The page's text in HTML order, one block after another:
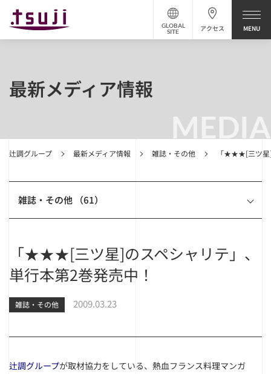
アクセス
GLOBAL
SITE
MEDIA
辻調グループ 最新メディア情報 雑誌・その他 「★★★[三ツ星]
最新メディア情報
雑誌・その他 （61）
「★★★[三ツ星]のスペシャリテ」、
単行本第2巻発売中！
雑誌・その他 2009.03.23
辻調グループが取材協力をしている、熱血フランス料理マンガ